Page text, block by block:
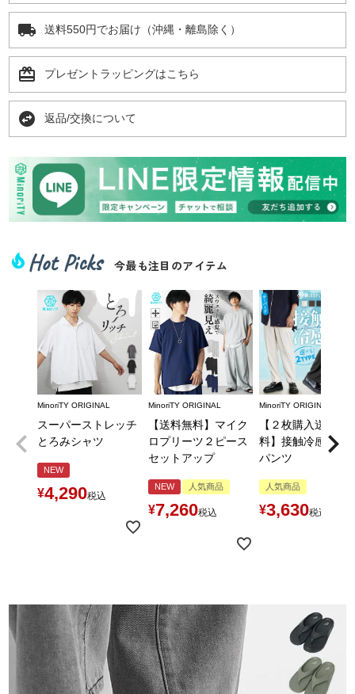
local_shipping 送料550円でお届け（沖縄・離島除く）
card_giftcard プレゼントラッピングはこちら
swap_horizontal_circle 返品/交換について
local_fire_department Hot Picks 今最も注目のアイテム
MinoriTY ORIGINAL
スーパーストレッチ
とろみシャツ
NEW
¥4,290税込
MinoriTY ORIGINAL
【送料無料】マイク
ロプリーツ２ピース
セットアップ
NEW 人気商品
¥7,260税込
MinoriTY ORIGINAL
【２枚購入送料無
料】接触冷感とろ
パンツ
人気商品
¥3,630税込